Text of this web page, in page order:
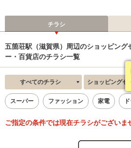
チラシ
五箇荘駅（滋賀県）周辺のショッピング
ー・百貨店のチラシ一覧
すべてのチラシ ショッピングセンタ
スーパー ファッション 家電
ご指定の条件では現在チラシがございま